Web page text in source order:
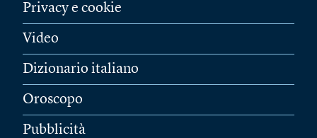
Privacy e cookie
Video
Dizionario italiano
Oroscopo
Pubblicità